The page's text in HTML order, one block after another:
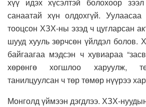
санаатай хүн олдохгүй. Уулаасаа
тооцсон ХЗХ-ны эзэд ч цугларсан
шууд хууль зөрчсөн үйлдэл болов.
байгаагаа мэдсэн ч хувиараа
хөрөнгө хогшлоо харуулж,
танилцуулсан ч төр төмөр нүүрээ
Монголд үймээн дэгдлээ. ХЗХ-